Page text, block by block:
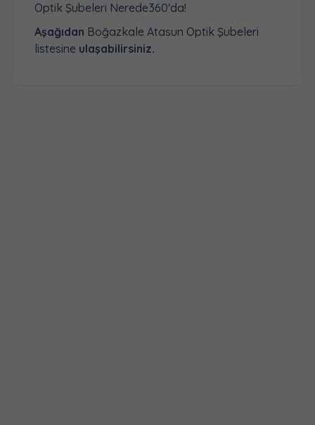
Optik Şubeleri Nerede360'da!
Aşağıdan Boğazkale Atasun Optik Şubeleri
listesine ulaşabilirsiniz.